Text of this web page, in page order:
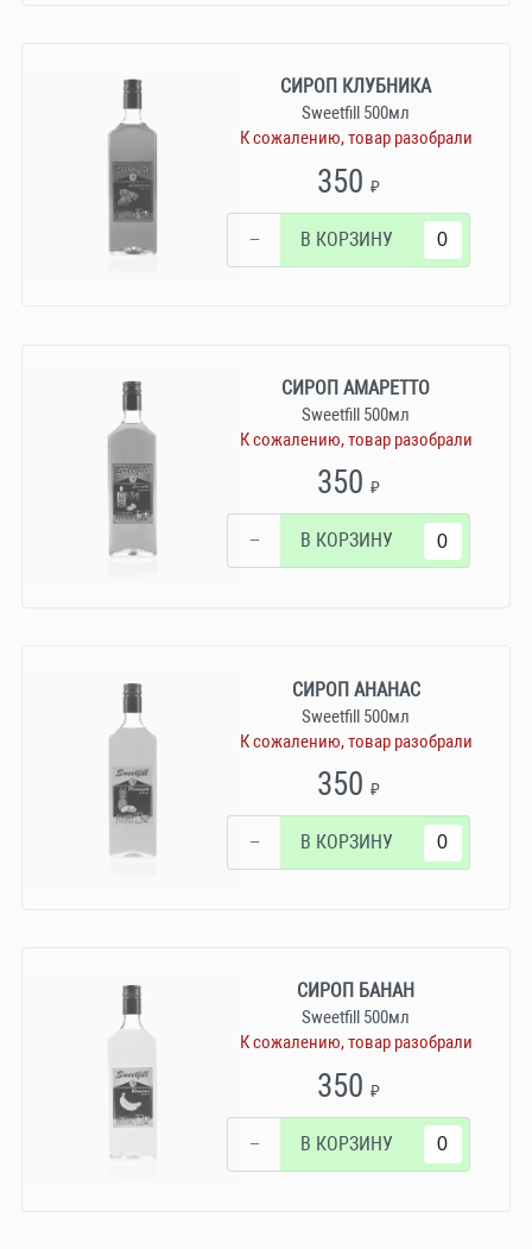
СИРОП КЛУБНИКА
Sweetfill 500мл
К сожалению, товар разобрали
350₽
− В КОРЗИНУ
СИРОП АМАРЕТТО
Sweetfill 500мл
К сожалению, товар разобрали
350₽
− В КОРЗИНУ
СИРОП АНАНАС
Sweetfill 500мл
К сожалению, товар разобрали
350₽
− В КОРЗИНУ
СИРОП БАНАН
Sweetfill 500мл
К сожалению, товар разобрали
350₽
− В КОРЗИНУ